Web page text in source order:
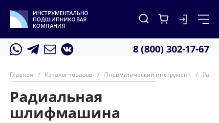
ИНСТРУМЕНТАЛЬНО
ПОДШИПНИКОВАЯ
КОМПАНИЯ
8 (800) 302-17-67
Главная / Каталог товаров / Пневматический инструмент /
Радиальная
шлифмашина